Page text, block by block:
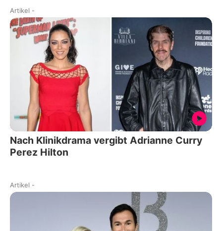
Artikel -
Nach Klinikdrama vergibt Adrianne Curry
Perez Hilton
Artikel -